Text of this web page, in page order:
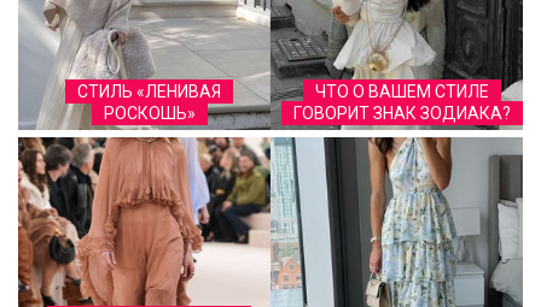
СТИЛЬ «ЛЕНИВАЯ
РОСКОШЬ»
ЧТО О ВАШЕМ СТИЛЕ
ГОВОРИТ ЗНАК ЗОДИАКА?